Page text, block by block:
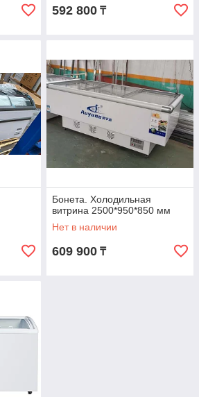
592 800 ₸
Бонета. Холодильная
витрина 2500*950*850 мм
Нет в наличии
609 900 ₸